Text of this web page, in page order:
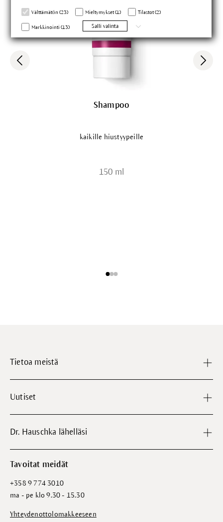
Välttämätön (23) Mieltymykset (1) Tilastot (2)
Markkinointi (13) Salli valinta
Shampoo
kaikille hiustyypeille
150 ml
Tietoa meistä
Uutiset
Dr. Hauschka lähelläsi
Tavoitat meidät
+358 9 774 3010
ma - pe klo 9.30 - 15.30
Yhteydenottolomakkeeseen